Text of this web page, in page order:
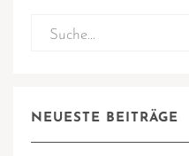
NEUESTE BEITRÄGE